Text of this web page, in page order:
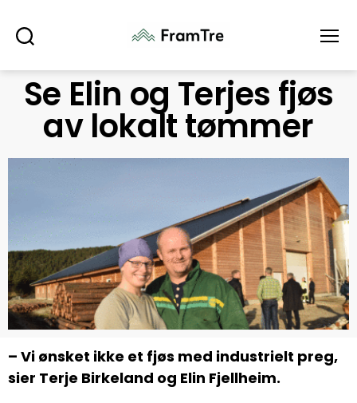
Se Elin og Terjes fjøs
av lokalt tømmer
– Vi ønsket ikke et fjøs med industrielt preg,
sier Terje Birkeland og Elin Fjellheim.